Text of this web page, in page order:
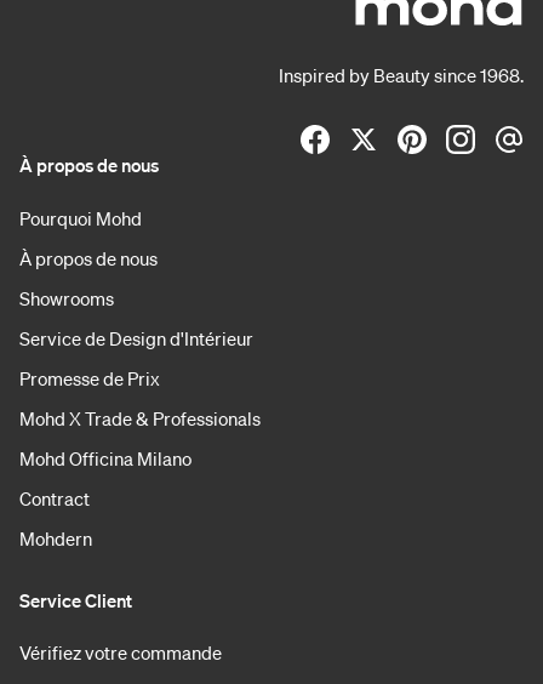
Inspired by Beauty since 1968.
À propos de nous
Pourquoi Mohd
À propos de nous
Showrooms
Service de Design d'Intérieur
Promesse de Prix
Mohd X Trade & Professionals
Mohd Officina Milano
Contract
Mohdern
Service Client
Vérifiez votre commande